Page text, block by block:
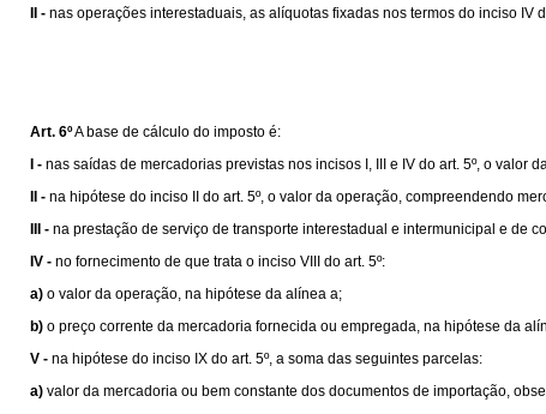
II - nas operações interestaduais, as alíquotas fixadas nos termos do inciso IV
Art. 6ºA base de cálculo do imposto é:
I - nas saídas de mercadorias previstas nos incisos I, III e IV do art. 5º, o valor
II - na hipótese do inciso II do art. 5º, o valor da operação, compreendendo
III - na prestação de serviço de transporte interestadual e intermunicipal e de
IV - no fornecimento de que trata o inciso VIII do art. 5º:
a) o valor da operação, na hipótese da alínea a;
b) o preço corrente da mercadoria fornecida ou empregada, na hipótese da
V - na hipótese do inciso IX do art. 5º, a soma das seguintes parcelas:
a) valor da mercadoria ou bem constante dos documentos de importação,